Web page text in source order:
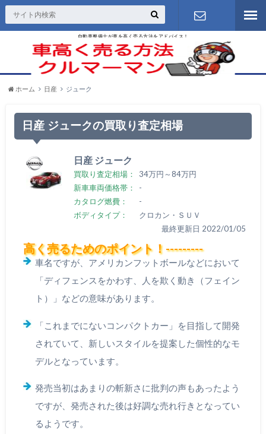
自動車整備士が車を高く売る方法をアドバイス！
お問い合わ
せ
ホーム 日産 ジューク
日産 ジュークの買取り査定相場
日産 ジューク
買取り査定相場：
34万円～84万円
新車車両価格帯：
-
カタログ燃費：
-
ボディタイプ：
クロカン・ＳＵＶ
最終更新日 2022/01/05
高く売るためのポイント！---------
車名ですが、アメリカンフットボールなどにおいて
「ディフェンスをかわす、人を欺く動き（フェイン
ト）」などの意味があります。
「これまでにないコンパクトカー」を目指して開発
されていて、新しいスタイルを提案した個性的なモ
デルとなっています。
発売当初はあまりの斬新さに批判の声もあったよう
ですが、発売された後は好調な売れ行きとなってい
るようです。